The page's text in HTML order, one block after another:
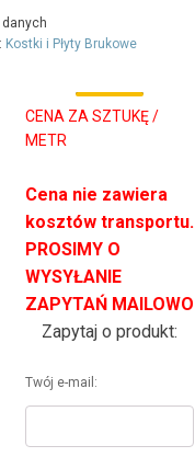
danych
Kostki i Płyty Brukowe
CENA ZA SZTUKĘ /
METR
Cena nie zawiera
kosztów transportu.
PROSIMY O
WYSYŁANIE
ZAPYTAŃ MAILOWO
Zapytaj o produkt:
Twój e-mail: